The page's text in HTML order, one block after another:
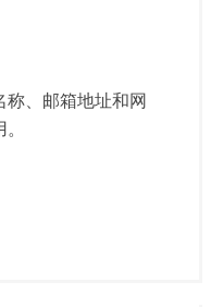
称、邮箱地址和网